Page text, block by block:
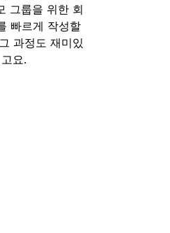
그룹을 위한 회
빠르게 작성할
과정도 재미있
고요.